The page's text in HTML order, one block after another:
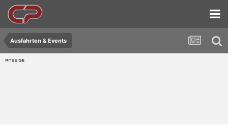
Ausfahrten & Events